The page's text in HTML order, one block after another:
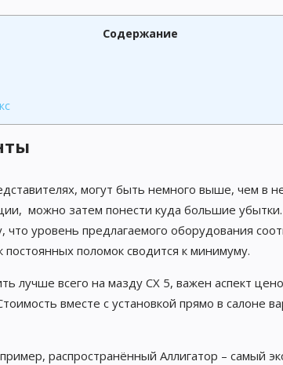
Содержание
могут быть немного выше, чем в
можно затем понести куда большие
уровень предлагаемого оборудования
поломок сводится к минимуму.
лучше всего на мазду CX 5, важен аспект
вместе с установкой прямо в салоне
распространённый Аллигатор – самый